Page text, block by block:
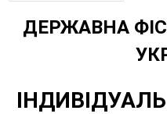
ДЕРЖАВНА